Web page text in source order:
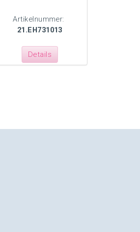
Artikelnummer:
21.EH731013
Details